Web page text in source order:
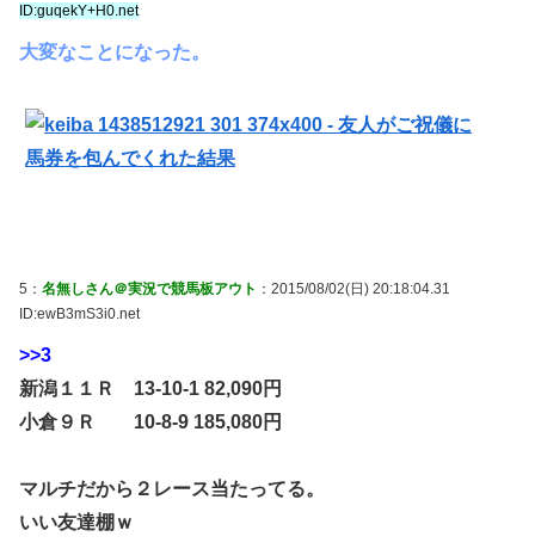
ID:guqekY+H0.net
大変なことになった。
5： 名無しさん＠実況で競馬板アウト ：2015/08/02(日) 20:18:04.31
ID:ewB3mS3i0.net
>>3
新潟１１Ｒ 13-10-1 82,090円
小倉９Ｒ 10-8-9 185,080円
マルチだから２レース当たってる。
いい友達棚ｗ